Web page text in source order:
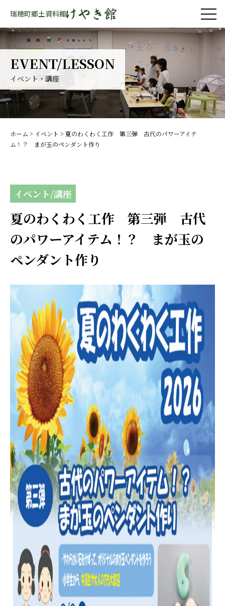
瑞穂町郷土資料館
EVENT/LESSON
イベント・講座
ホーム > イベント > 夏のわくわく工作 第三弾 古代のパワーアイテ
ム！？ まが玉のペンダント作り
イベント/講座
夏のわくわく工作 第三弾 古代
のパワーアイテム！？ まが玉の
ペンダント作り